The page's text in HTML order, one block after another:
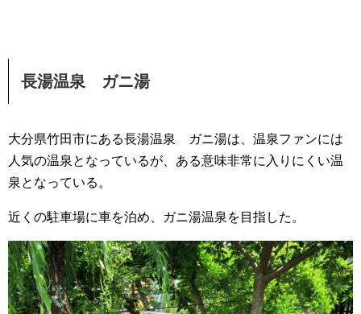
長湯温泉 ガニ湯
大分県竹田市にある長湯温泉 ガニ湯は、温泉ファンには
人気の温泉となっているが、ある意味非常に入りにくい温
泉となっている。
近くの駐車場に車を泊め、ガニ湯温泉を目指した。